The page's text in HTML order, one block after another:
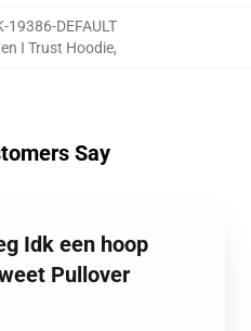
19386-DEFAULT
I Trust Hoodie,
Say
Idk een hoop
Pullover